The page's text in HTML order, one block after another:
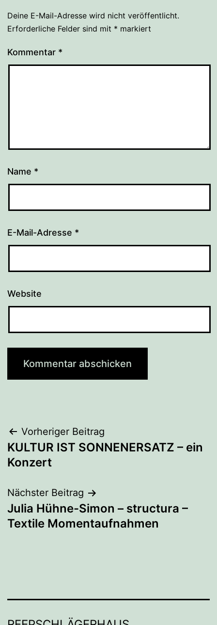
Deine E-Mail-Adresse wird nicht veröffentlicht.
Erforderliche Felder sind mit * markiert
Kommentar *
Name *
E-Mail-Adresse *
Website
Beitragsnavigation
Vorheriger Beitrag
KULTUR IST SONNENERSATZ – ein
Konzert
Nächster Beitrag
Julia Hühne-Simon – structura –
Textile Momentaufnahmen